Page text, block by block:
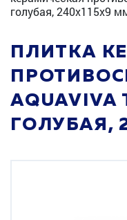
голубая, 240х115х9
ПЛИТКА
ГОЛУБАЯ,